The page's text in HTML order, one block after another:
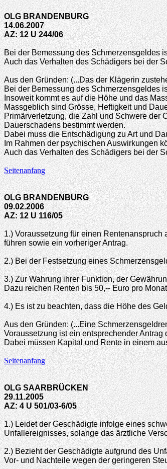
OLG BRANDENBURG
14.06.2007
AZ: 12 U 244/06
Bei der Bemessung des Schmerzensgeldes
Auch das Verhalten des Schädigers bei der
Aus den Gründen: (...Das der Klägerin
Bei der Bemessung des Schmerzensgeldes
Insoweit kommt es auf die Höhe und das
Massgeblich sind Grösse, Heftigkeit und
Primärverletzung, die Zahl und Schwere der
Dauerschadens bestimmt werden.
Dabei muss die Entschädigung zu Art und
Im Rahmen der psychischen Auswirkungen
Auch das Verhalten des Schädigers bei der
Seitenanfang
OLG BRANDENBURG
09.02.2006
AZ: 12 U 116/05
1.) Voraussetzung für einen
führen sowie ein vorheriger Antrag.
2.) Bei der Festsetzung eines
3.) Zur Wahrung ihrer Funktion, der
Dazu reichen Renten bis 50,-- Euro pro
4.) Es ist zu beachten, dass die Höhe des
Aus den Gründen: (...Eine
Voraussetzung ist ein entsprechender Antrag
Dabei müssen Kapital und Rente in einem
Seitenanfang
OLG SAARBRÜCKEN
29.11.2005
AZ: 4 U 501/03-6/05
1.) Leidet der Geschädigte infolge eines
Unfallereignisses, solange das ärztliche
2.) Bezieht der Geschädigte aufgrund des
Vor- und Nachteile wegen der geringeren